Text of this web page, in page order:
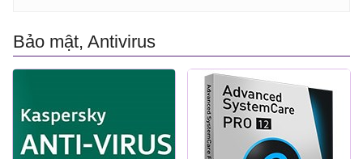
Bảo mật, Antivirus